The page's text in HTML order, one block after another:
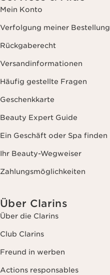
Mein Konto
Verfolgung meiner Bestellung
Rückgaberecht
Versandinformationen
Häufig gestellte Fragen
Geschenkkarte
Beauty Expert Guide
Ein Geschäft oder Spa finden
Ihr Beauty-Wegweiser
Zahlungsmöglichkeiten
Über Clarins
Über die Clarins
Club Clarins
Freund in werben
Actions responsables